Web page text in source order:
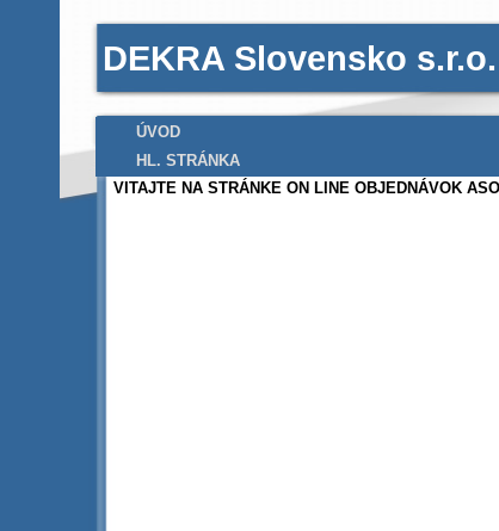
ÚVOD
HL. STRÁNKA
VITAJTE NA STRÁNKE ON LINE OBJEDNÁVOK
DEKRA Slovensko s.r.o.